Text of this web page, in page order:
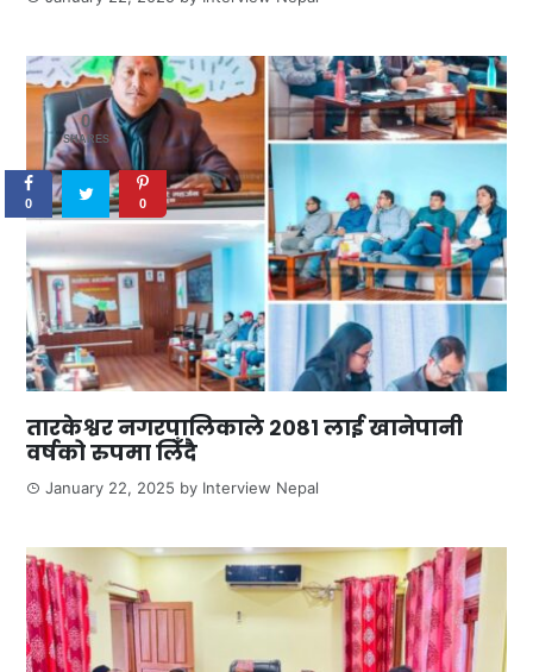
तारकेश्वर नगरपालिकाले २०८१ लाई खानेपानी
वर्षको रुपमा लिँदै
January 22, 2025 by Interview Nepal
0
SHARES
0 0